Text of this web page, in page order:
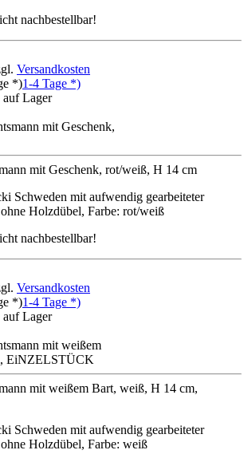
nachbestellbar!
Versandkosten
1-4 Tage *)
auf Lager
mit Geschenk, rot/weiß, H 14 cm
Schweden mit aufwendig gearbeiteter
Holzdübel, Farbe: rot/weiß
nachbestellbar!
Versandkosten
1-4 Tage *)
auf Lager
mit weißem Bart, weiß, H 14 cm,
Schweden mit aufwendig gearbeiteter
Holzdübel, Farbe: weiß